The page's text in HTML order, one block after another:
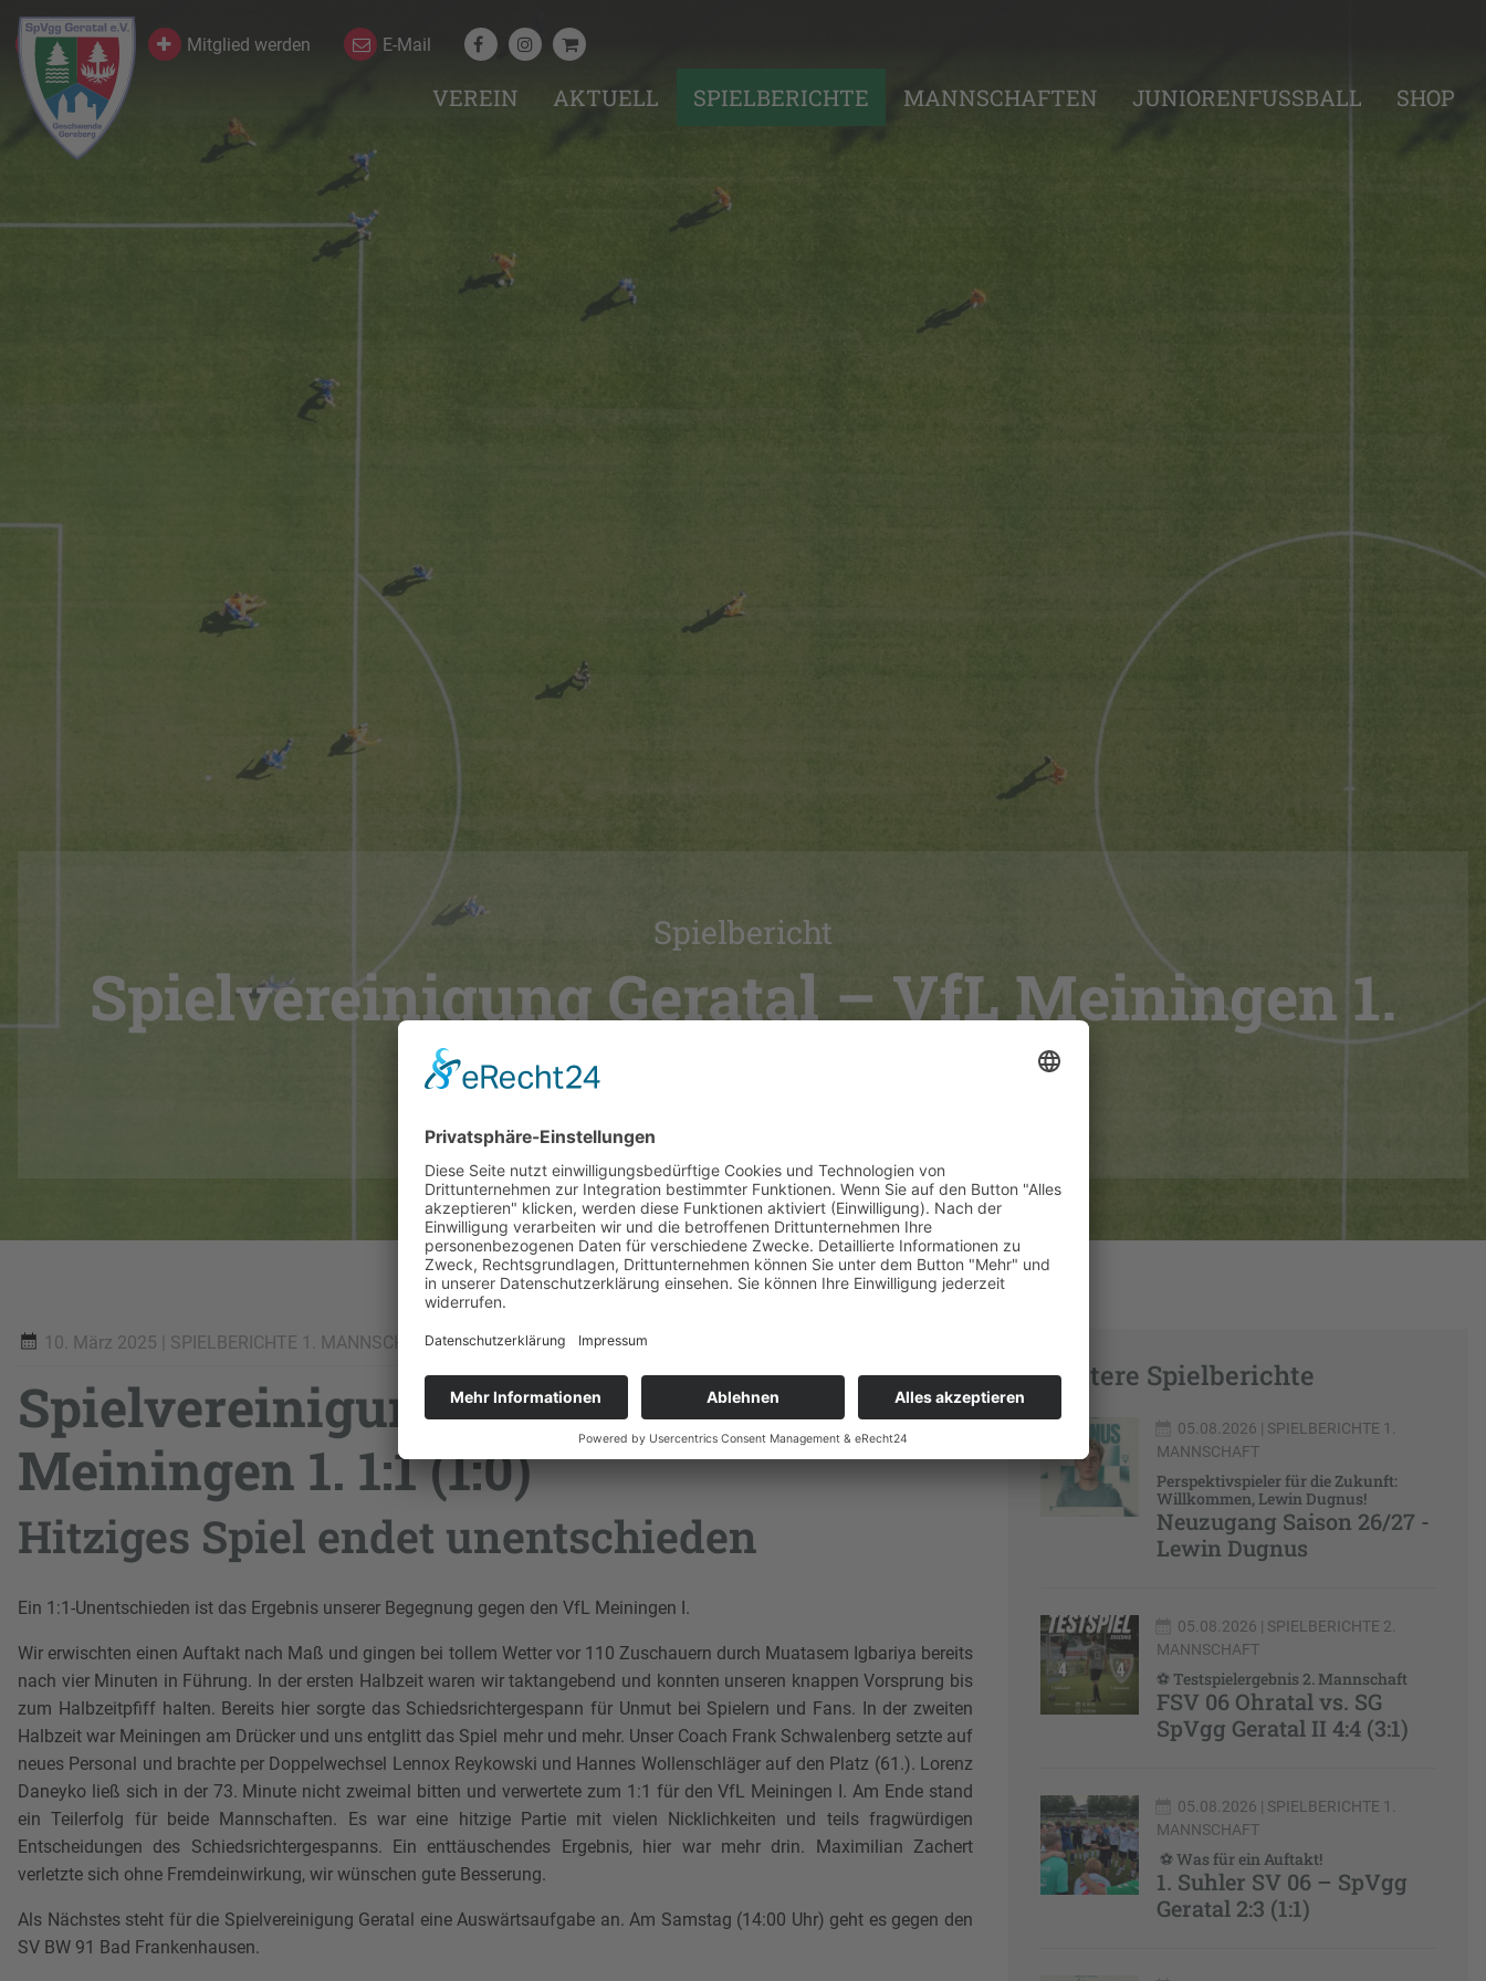
Kontakt Mitglied werden E-Mail
VEREIN AKTUELL SPIELBERICHTE MANNSCHAFTEN JUNIORENFUSSBALL SHOP
Spielbericht
Spielvereinigung Geratal – VfL Meiningen 1.
10. März 2025 | SPIELBERICHTE 1. MANNSCHAFT
Spielvereinigung Geratal – VfL
Meiningen 1. 1:1 (1:0)
Hitziges Spiel endet unentschieden
Ein 1:1-Unentschieden ist das Ergebnis unserer Begegnung gegen den VfL Meiningen I.
Wir erwischten einen Auftakt nach Maß und gingen bei tollem Wetter vor 110 Zuschauern durch Muatasem Igbariya bereits
nach vier Minuten in Führung. In der ersten Halbzeit waren wir taktangebend und konnten unseren knappen Vorsprung bis
zum Halbzeitpfiff halten. Bereits hier sorgte das Schiedsrichtergespann für Unmut bei Spielern und Fans. In der zweiten
Halbzeit war Meiningen am Drücker und uns entglitt das Spiel mehr und mehr. Unser Coach Frank Schwalenberg setzte auf
neues Personal und brachte per Doppelwechsel Lennox Reykowski und Hannes Wollenschläger auf den Platz (61.). Lorenz
Daneyko ließ sich in der 73. Minute nicht zweimal bitten und verwertete zum 1:1 für den VfL Meiningen I. Am Ende stand
ein Teilerfolg für beide Mannschaften. Es war eine hitzige Partie mit vielen Nicklichkeiten und teils fragwürdigen
Entscheidungen des Schiedsrichtergespanns. Ein enttäuschendes Ergebnis, hier war mehr drin. Maximilian Zachert
verletzte sich ohne Fremdeinwirkung, wir wünschen gute Besserung.
Als Nächstes steht für die Spielvereinigung Geratal eine Auswärtsaufgabe an. Am Samstag (14:00 Uhr) geht es gegen den
SV BW 91 Bad Frankenhausen.
Weitere Spielberichte
05.08.2026 | SPIELBERICHTE 1.
MANNSCHAFT
Perspektivspieler für die Zukunft:
Willkommen, Lewin Dugnus!
Neuzugang Saison 26/27 -
Lewin Dugnus
05.08.2026 | SPIELBERICHTE 2.
MANNSCHAFT
⚽ Testspielergebnis 2. Mannschaft
FSV 06 Ohratal vs. SG
SpVgg Geratal II 4:4 (3:1)
05.08.2026 | SPIELBERICHTE 1.
MANNSCHAFT
⚽ Was für ein Auftakt!
1. Suhler SV 06 – SpVgg
Geratal 2:3 (1:1)